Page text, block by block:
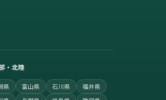
・北陸
県 富山県 石川県
福井県